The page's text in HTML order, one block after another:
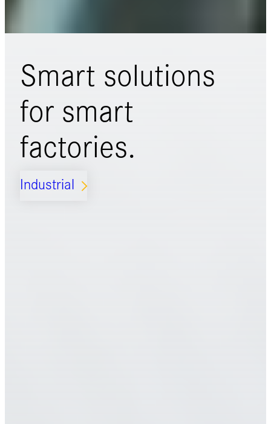
Smart solutions
for smart
factories.
Industrial ARROW_FORWARD_IOS